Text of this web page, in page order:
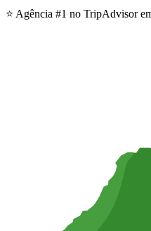
⭐ Agência #1 no TripAdvisor